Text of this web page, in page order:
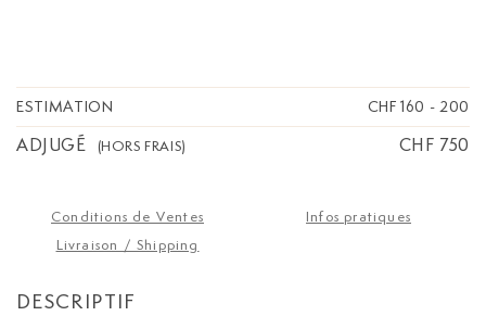
ESTIMATION CHF 160 - 200
ADJUGÉ (HORS FRAIS) CHF 750
Conditions de Ventes
Infos pratiques
Livraison / Shipping
DESCRIPTIF